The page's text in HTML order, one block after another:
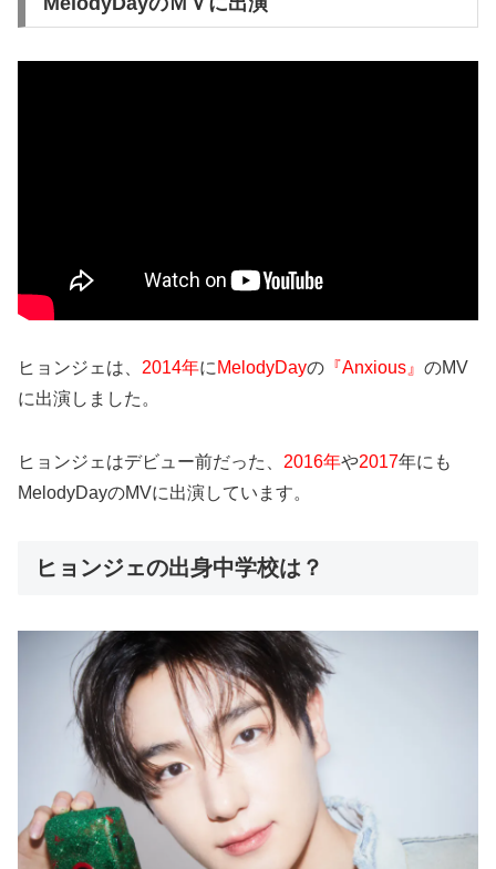
ヒョンジェは、 2014年に MelodyDayの 『Anxious』 のMV
に出演しました。
ヒョンジェはデビュー前だった、 2016年や2017年にも
MelodyDayのMVに出演しています。
ヒョンジェの出身中学校は？